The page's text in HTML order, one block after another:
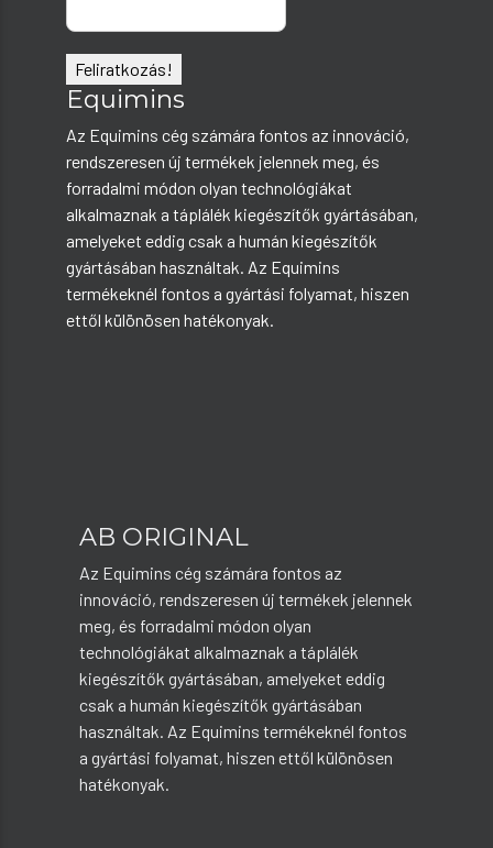
Equimins
Az Equimins cég számára fontos az innováció,
rendszeresen új termékek jelennek meg, és
forradalmi módon olyan technológiákat
alkalmaznak a táplálék kiegészítők gyártásában,
amelyeket eddig csak a humán kiegészítők
gyártásában használtak. Az Equimins
termékeknél fontos a gyártási folyamat, hiszen
ettől különösen hatékonyak.
AB ORIGINAL
Az Equimins cég számára fontos az
innováció, rendszeresen új termékek jelennek
meg, és forradalmi módon olyan
technológiákat alkalmaznak a táplálék
kiegészítők gyártásában, amelyeket eddig
csak a humán kiegészítők gyártásában
használtak. Az Equimins termékeknél fontos
a gyártási folyamat, hiszen ettől különösen
hatékonyak.